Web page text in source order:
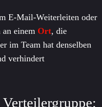
E-Mail-Weiterleiten oder
einem Ort, die
im Team hat denselben
verhindert